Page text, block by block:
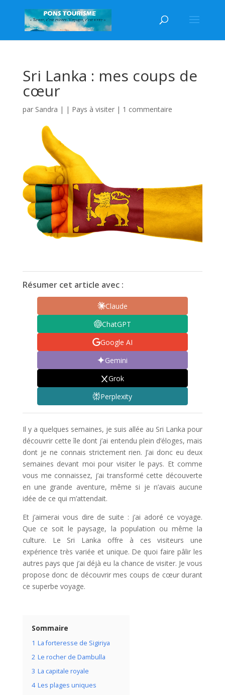
Sri Lanka : mes coups de
cœur
par Sandra | | Pays à visiter| 1 commentaire
Résumer cet article avec :
Claude
ChatGPT
Google AI
Gemini
Grok
Perplexity
Il y a quelques semaines, je suis allée au Sri Lanka pour
découvrir cette île dont j’ai entendu plein d’éloges, mais
dont je ne connais strictement rien. J’ai donc eu deux
semaines devant moi pour visiter le pays. Et comme
vous me connaissez, j’ai transformé cette découverte
en une grande aventure, même si je n’avais aucune
idée de ce qui m’attendait.
Et j’aimerai vous dire de suite : j’ai adoré ce voyage.
Que ce soit le paysage, la population ou même la
culture. Le Sri Lanka offre à ces visiteurs une
expérience très variée et unique. De quoi faire pâlir les
autres pays que j’ai déjà eu la chance de visiter. Je vous
propose donc de découvrir mes coups de cœur durant
ce superbe voyage.
Sommaire
1 La forteresse de Sigiriya
2 Le rocher de Dambulla
3 La capitale royale
4 Les plages uniques